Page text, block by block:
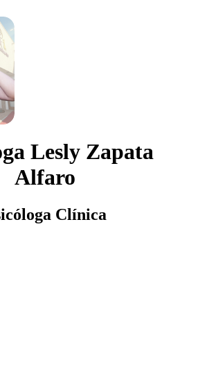
Lesly Zapata
Alfaro
Clínica